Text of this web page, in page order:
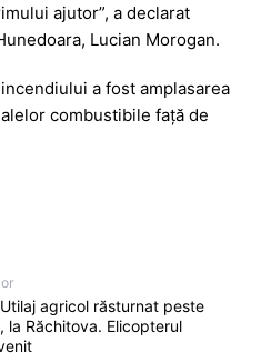
ajutor”, a declarat
Lucian Morogan.
a fost amplasarea
combustibile față de
agricol răsturnat peste
la Răchitova. Elicopterul